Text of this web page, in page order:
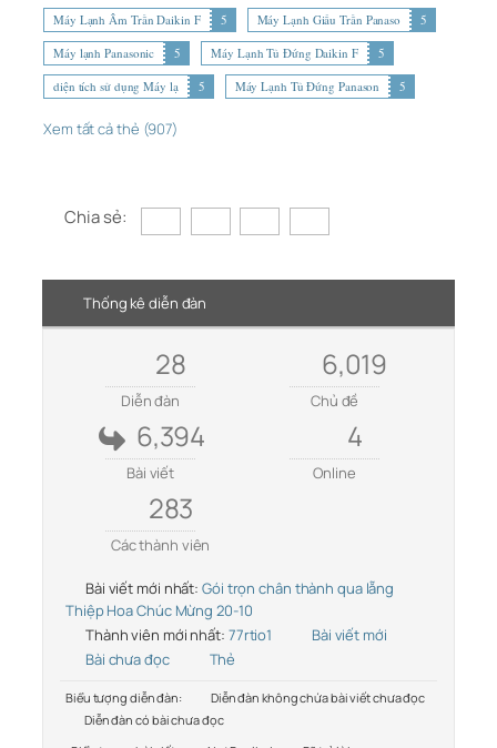
Máy Lạnh Âm Trần Daikin F
5 Máy Lạnh Giấu Trần Panaso
5
Máy lạnh Panasonic
5 Máy Lạnh Tủ Đứng Daikin F
5
diện tích sử dụng Máy lạ
5 Máy Lạnh Tủ Đứng Panason 5
Xem tất cả thẻ (907)
Chia sẻ:
Thống kê diễn đàn
28
Diễn đàn
6,019
Chủ đề
6,394
Bài viết
4
Online
283
Các thành viên
Bài viết mới nhất: Gói trọn chân thành qua lẵng
Thiệp Hoa Chúc Mừng 20-10
Thành viên mới nhất: 77rtio1
Bài viết mới
Bài chưa đọc
Thẻ
Biểu tượng diễn đàn:
Diễn đàn không chứa bài viết chưa đọc
Diễn đàn có bài chưa đọc